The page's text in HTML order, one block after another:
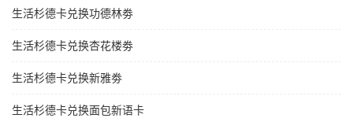
生活杉德卡兑换功德林劵
生活杉德卡兑换杏花楼劵
生活杉德卡兑换新雅劵
生活杉德卡兑换面包新语卡